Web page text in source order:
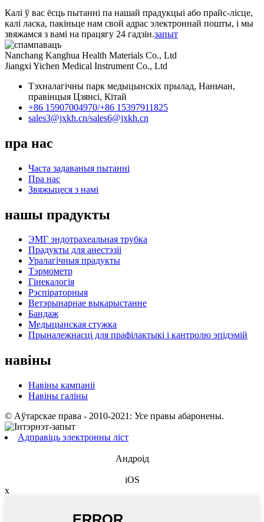
Калі ў вас ёсць пытанні па нашай прадукцыі або прайс-лісце,
калі ласка, пакіньце нам свой адрас электроннай пошты, і мы
звяжамся з вамі на працягу 24 гадзін.запыт
Nanchang Kanghua Health Materials Co., Ltd
Jiangxi Yichen Medical Instrument Co., Ltd
Тэхналагічны парк медыцынскіх прылад, Наньчан,
правінцыя Цзянсі, Кітай
+86 15907004970/+86 15397911825
sales3@jxkh.cn/sales6@jxkh.cn
пра нас
Часта задаваныя пытанні
Пра нас
Звяжыцеся з намі
нашы прадукты
ЭМГ эндотрахеальная трубка
Прадукты для анестэзіі
Уралагічныя прадукты
Тэрмометр
Гінекалогія
Рэспіраторныя
Ветэрынарнае выкарыстанне
Бандаж
Медыцынская стужка
Прыналежнасці для прафілактыкі і кантролю эпідэмій
навіны
Навіны кампаніі
Навіны галіны
© Аўтарскае права - 2010-2021: Усе правы абаронены.
Адправіць электронны ліст
Андроід
iOS
x